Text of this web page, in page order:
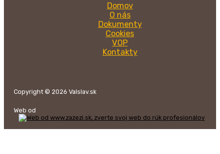
Domov
O nás
Dokumenty
Cookies
VOP
Kontakty
Copyright © 2026 Valslav.sk
Web od